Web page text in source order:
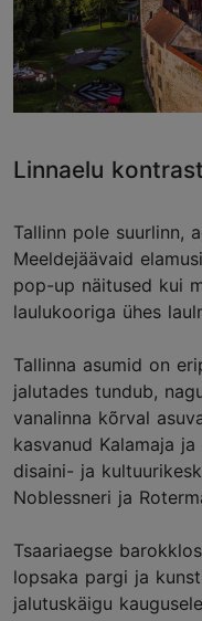
Linnaelu
Tallinn pole suurlinn,
Meeldejäävaid
pop-up näitused kui
laulukooriga ühes
Tallinna asumid on
jalutades tundub,
vanalinna kõrval
kasvanud Kalamaja
disaini- ja
Noblessneri ja
Tsaariaegse
lopsaka pargi ja
jalutuskäigu